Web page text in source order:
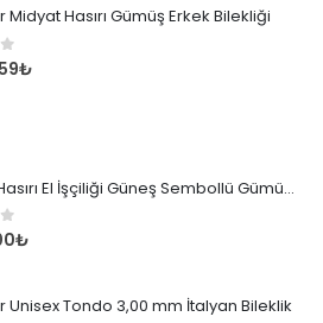
Midyat Hasırı Gümüş Erkek Bilekliği
5
₺
Mardin Hasırı El İşçiliği Güneş Sembollü Gümüş Erkek Bileklik
5
₺
Unisex Tondo 3,00 mm İtalyan Bileklik